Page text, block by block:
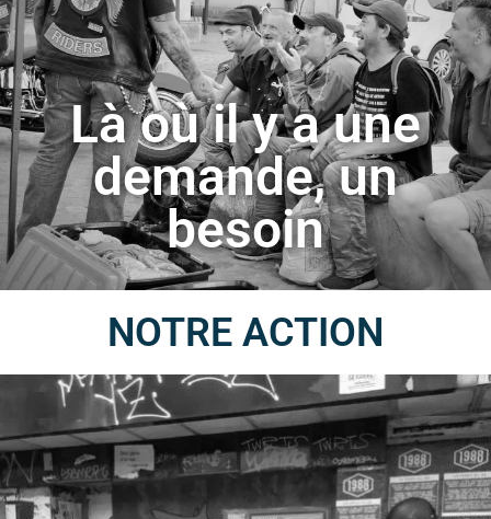
Là où il y a une
demande, un
besoin
NOTRE ACTION